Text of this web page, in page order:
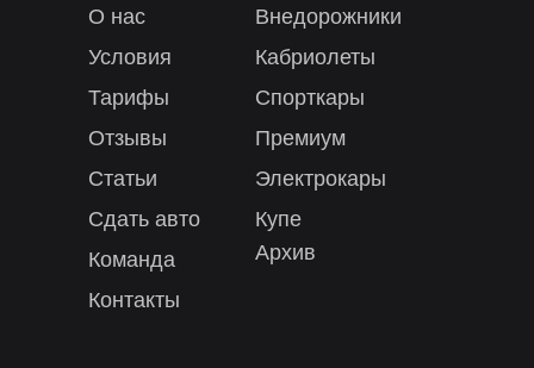
О нас
Условия
Тарифы
Отзывы
Статьи
Контакты
Внедорожники
Кабриолеты
Спорткары
Премиум
Электрокары
Купе
Архив
Сдать авто
Команда